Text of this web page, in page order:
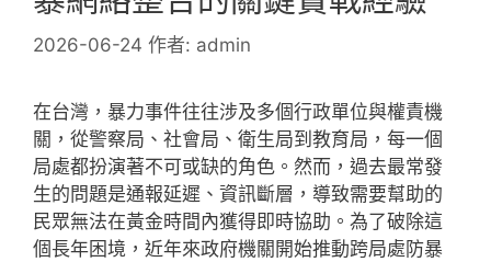
2026-06-24 作者: admin
在台灣，暴力事件往往涉及多個行政單位與權責機
關，從警察局、社會局、衛生局到教育局，每一個
局處都扮演著不可或缺的角色。然而，過去最常發
生的問題是通報延遲、資訊斷層，導致需要幫助的
民眾無法在黃金時間內獲得即時協助。為了破除這
個長年困境，近年來政府機關開始推動跨局處防暴